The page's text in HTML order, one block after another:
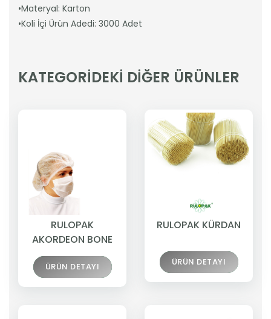
•Materyal: Karton
•Koli İçi Ürün Adedi: 3000 Adet
KATEGORİDEKİ DİĞER ÜRÜNLER
RULOPAK
AKORDEON BONE
ÜRÜN DETAYI
RULOPAK KÜRDAN
ÜRÜN DETAYI